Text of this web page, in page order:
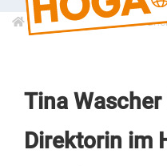
Informationen
Tina
Direktorin im